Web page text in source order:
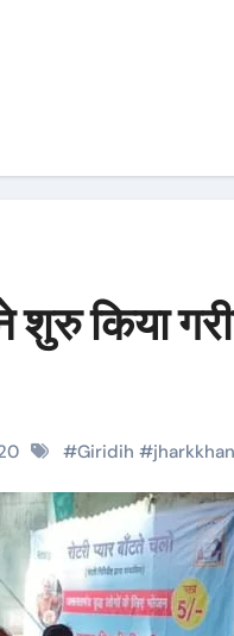
शुरु किया
#Giridih #